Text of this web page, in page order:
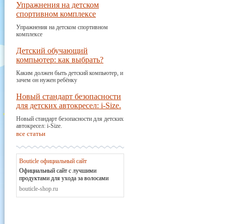
Упражнения на детском
спортивном комплексе
Упражнения на детском спортивном
комплексе
Детский обучающий
компьютер: как выбрать?
Каким должен быть детский компьютер, и
зачем он нужен ребёнку
Новый стандарт безопасности
для детских автокресел: i-Size.
Новый стандарт безопасности для детских
автокресел: i-Size.
все статьи
Bouticle официальный сайт
Официальный сайт с лучшими
продуктами для ухода за волосами
bouticle-shop.ru